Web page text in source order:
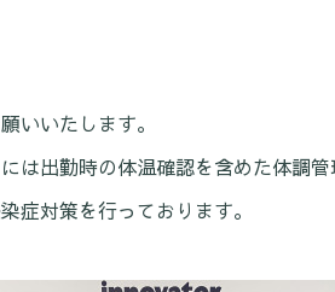
いいたします。
は出勤時の体温確認を含めた体調
症対策を行っております。